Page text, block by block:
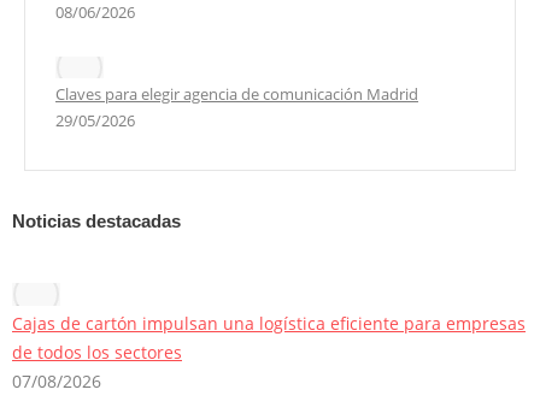
08/06/2026
Claves para elegir agencia de comunicación Madrid
29/05/2026
Noticias destacadas
Cajas de cartón impulsan una logística eficiente para empresas
de todos los sectores
07/08/2026